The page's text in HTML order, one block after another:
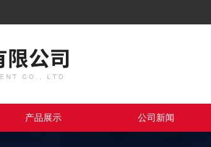
产品展示 公司新闻